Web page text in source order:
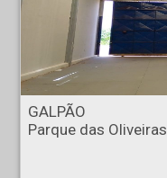
GALPÃO - Parque das Oliveiras - Ribeirão Preto
GALPÃO
Parque das Oliveiras